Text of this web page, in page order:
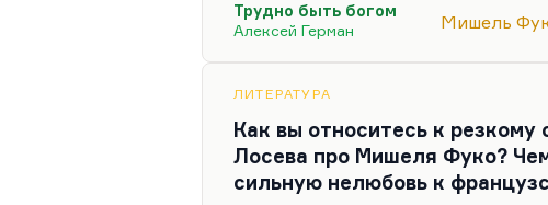
постмодерна он находится где-
Лиотаре судить не берусь,
Делёз, когда он придумал
постмодернистского общества…
они исследуют феномен
это…
Трудно быть богом
Алексей Герман
Мишель
ЛИТЕРАТУРА
Как вы относитесь к резкому
Лосева про Мишеля Фуко?
сильную нелюбовь к